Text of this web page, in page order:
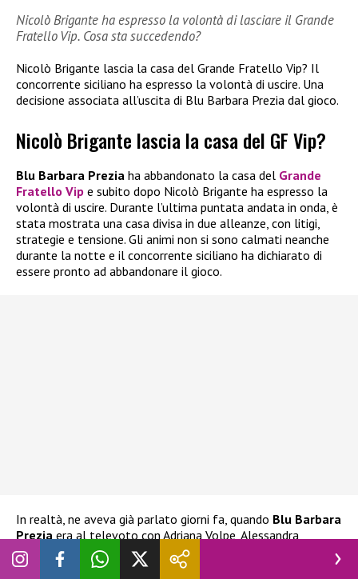
Nicolò Brigante ha espresso la volontà di lasciare il Grande
Fratello Vip. Cosa sta succedendo?
Nicolò Brigante lascia la casa del Grande Fratello Vip? Il
concorrente siciliano ha espresso la volontà di uscire. Una
decisione associata all’uscita di Blu Barbara Prezia dal gioco.
Nicolò Brigante lascia la casa del GF Vip?
Blu Barbara Prezia ha abbandonato la casa del Grande
Fratello Vip e subito dopo Nicolò Brigante ha espresso la
volontà di uscire. Durante l’ultima puntata andata in onda, è
stata mostrata una casa divisa in due alleanze, con litigi,
strategie e tensione. Gli animi non si sono calmati neanche
durante la notte e il concorrente siciliano ha dichiarato di
essere pronto ad abbandonare il gioco.
In realtà, ne aveva già parlato giorni fa, quando Blu Barbara
Preziaera al televoto con Adriana Volpe, Alessandra
Mussolini e Lucia Ilarido. L’ex tronista aveva già espresso
l’intenzione di ritirarsinel caso Blu fosse stata eliminata.